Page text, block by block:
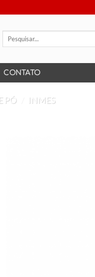
Pesquisar
CONTATO
PÓ INMES